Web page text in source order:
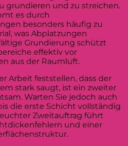
grundieren und zu streichen.
es durch
besonders häufig zu
was Abplatzungen
Grundierung schützt
effektiv vor
aus der Raumluft.
Arbeit feststellen, dass der
stark saugt, ist ein zweiter
Warten Sie jedoch auch
die erste Schicht vollständig
Zweitauftrag führt
und einer